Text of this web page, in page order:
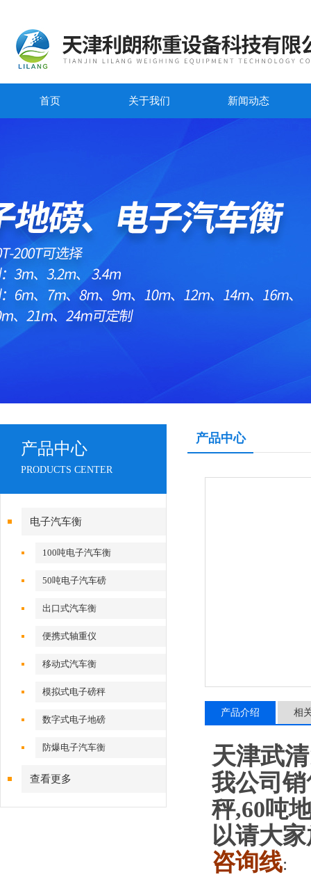
首页 关于我们 新闻动态
产品中心
PRODUCTS CENTER
电子汽车衡
100吨电子汽车衡
50吨电子汽车磅
出口式汽车衡
便携式轴重仪
移动式汽车衡
模拟式电子磅秤
数字式电子地磅
防爆电子汽车衡
查看更多
产品中心
产品介绍 相
天津武
我公司
秤,60吨
以请大
咨询线: